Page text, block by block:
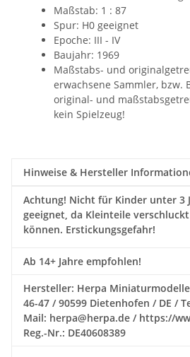
Maßstab: 1 : 87
Spur: H0 geeignet
Epoche: III - IV
Baujahr: 1969
Maßstabs- und
erwachsene Sammler, bzw.
original- und
kein Spielzeug!
Hinweise & Hersteller
Achtung! Nicht für Kinder unter 3
geeignet, da Kleinteile
können. Erstickungsgefahr!
Ab 14+ Jahre empfohlen!
Hersteller: Herpa
46-47 / 90599 Dietenhofen / DE /
Mail: herpa@herpa.de / https://
Reg.-Nr.: DE40608389